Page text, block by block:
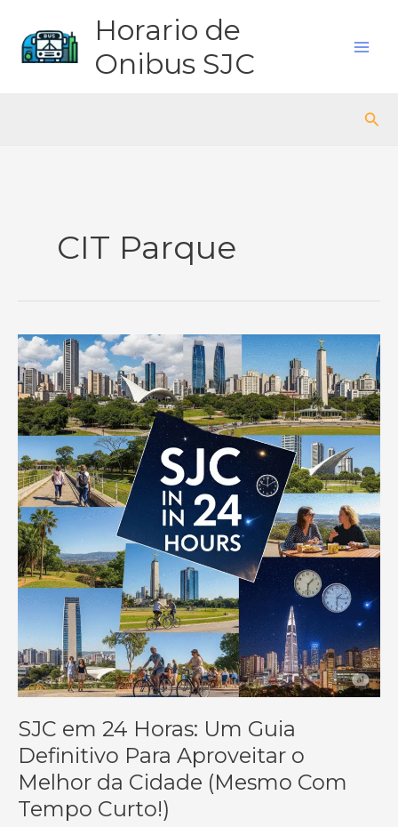
Horario de
Onibus SJC
CIT Parque
SJC em 24 Horas: Um Guia
Definitivo Para Aproveitar o
Melhor da Cidade (Mesmo Com
Tempo Curto!)